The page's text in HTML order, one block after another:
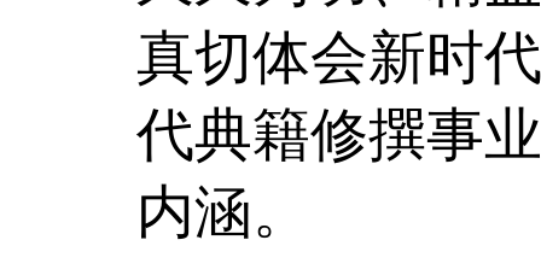
真切体会新时
代典籍修撰事
内涵。